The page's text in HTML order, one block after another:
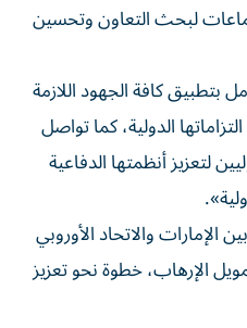
لبحث التعاون وتحسين
بتطبيق كافة الجهود اللازمة
الدولية، كما تواصل
لتعزيز أنظمتها الدفاعية
الإمارات والاتحاد الأوروبي
الإرهاب، خطوة نحو تعزيز